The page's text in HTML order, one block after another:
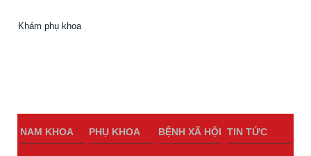
Khám phụ khoa
NAM KHOA PHỤ KHOA BỆNH XÃ HỘI TIN TỨC